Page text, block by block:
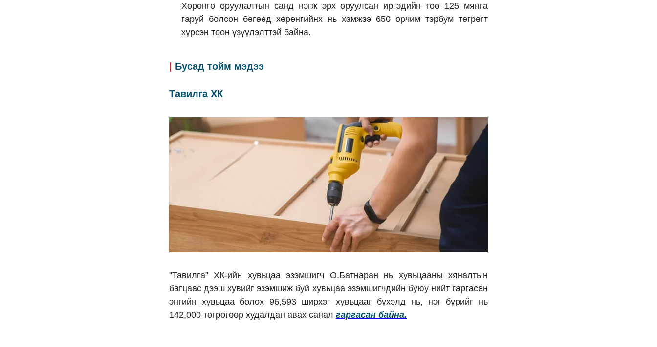
Хөрөнгө оруулалтын санд нэгж эрх оруулсан иргэдийн тоо 125 мянга
гаруй болсон бөгөөд хөрөнгийнх нь хэмжээ 650 орчим тэрбум төгрөгт
хүрсэн тоон үзүүлэлттэй байна.
Бусад тойм мэдээ
Тавилга ХК
"Тавилга" ХК-ийн хувьцаа эзэмшигч О.Батнаран нь хувьцааны хяналтын
багцаас дээш хувийг эзэмшиж буй хувьцаа эзэмшигчдийн буюу нийт гаргасан
энгийн хувьцаа болох 96,593 ширхэг хувьцааг бүхэлд нь, нэг бүрийг нь
142,000 төгрөгөөр худалдан авах санал гаргасан байна.